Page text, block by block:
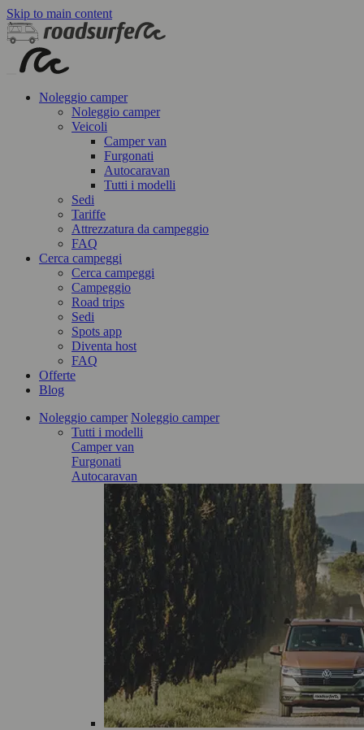
Skip to main content
Noleggio camper
Noleggio camper
Veicoli
Camper van
Furgonati
Autocaravan
Tutti i modelli
Sedi
Tariffe
Attrezzatura da campeggio
FAQ
Cerca campeggi
Cerca campeggi
Campeggio
Road trips
Sedi
Spots app
Diventa host
FAQ
Offerte
Blog
Noleggio camper Noleggio camper
Tutti i modelli
Camper van
Furgonati
Autocaravan